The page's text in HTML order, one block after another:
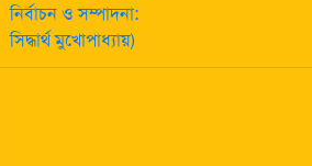
নির্বাচন ও সম্পাদনা:
সিদ্ধার্থ মুখোপাধ্যায়)